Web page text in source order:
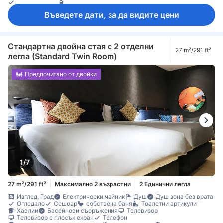
Спално бельо
Безплатна минерална вода
Гардеробна
Непушачи
Въведете дати, за да видите цени
Стандартна двойна стая с 2 отделни
легла (Standard Twin Room)
27 m²/291 ft²
1/7
Предпочитано от двойки
27 m²/291 ft² Максимално 2 възрастни
2 Единични легла
Изглед: Град
Електрически чайник Душ
Душ зона без врата
Огледало
Сешоар собствена баня
Тоалетни артикули
Хавлии
Басейнови съоръжения
Телевизор
Телевизор с плосък екран
Телефон